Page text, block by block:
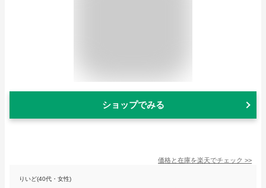
ショップでみる
価格と在庫を楽天でチェック >>
りいど(40代・女性)